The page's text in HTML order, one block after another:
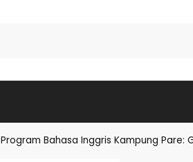
Program Bahasa Inggris Kampung Pare: